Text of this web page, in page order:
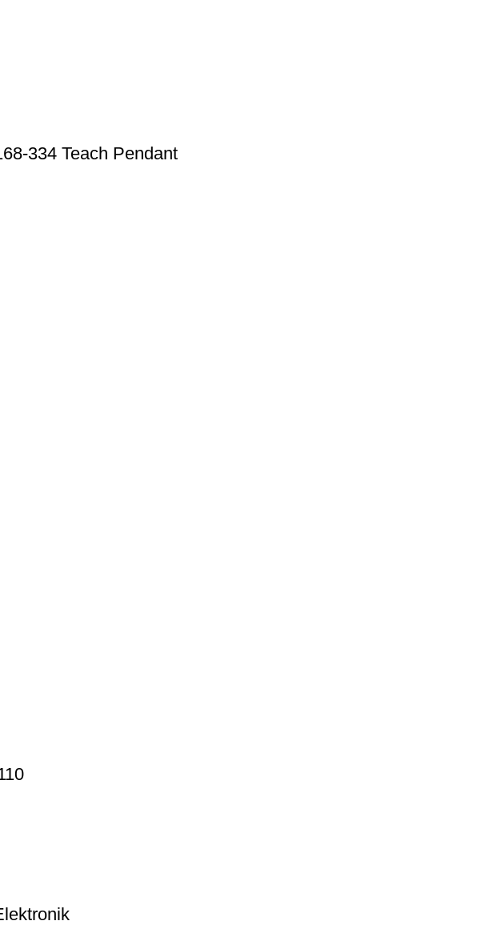
334 Teach Pendant